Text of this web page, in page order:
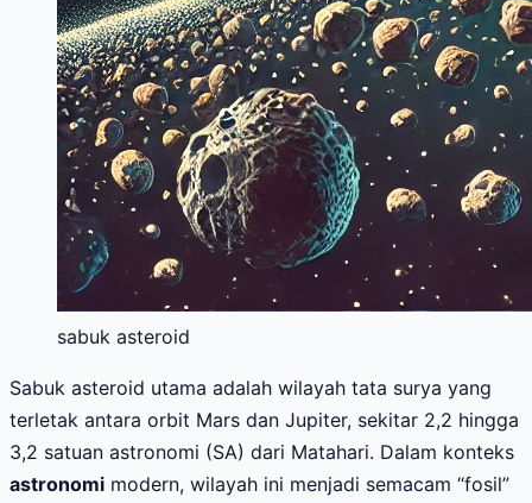
sabuk asteroid
Sabuk asteroid utama adalah wilayah tata surya yang
terletak antara orbit Mars dan Jupiter, sekitar 2,2 hingga
3,2 satuan astronomi (SA) dari Matahari. Dalam konteks
astronomi modern, wilayah ini menjadi semacam “fosil”